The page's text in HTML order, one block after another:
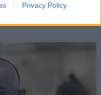
Privacy Policy